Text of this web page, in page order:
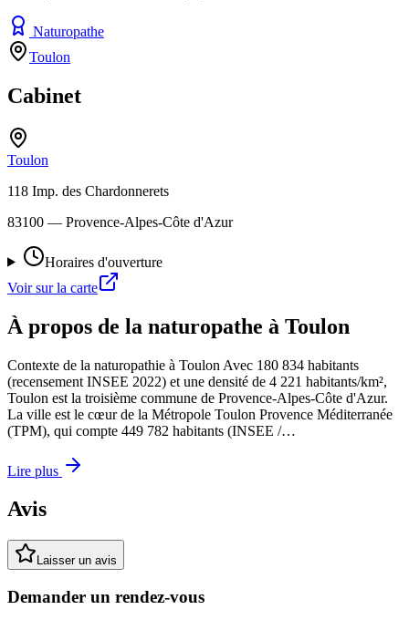
Naturopathe
Toulon
Cabinet
Toulon
118 Imp. des Chardonnerets
83100 — Provence-Alpes-Côte d'Azur
Horaires d'ouverture
Voir sur la carte
À propos de la naturopathe à Toulon
Contexte de la naturopathie à Toulon Avec 180 834 habitants
(recensement INSEE 2022) et une densité de 4 221 habitants/km²,
Toulon est la troisième commune de Provence-Alpes-Côte d'Azur.
La ville est le cœur de la Métropole Toulon Provence Méditerranée
(TPM), qui compte 449 782 habitants (INSEE /…
Lire plus
Avis
Laisser un avis
Demander un rendez-vous